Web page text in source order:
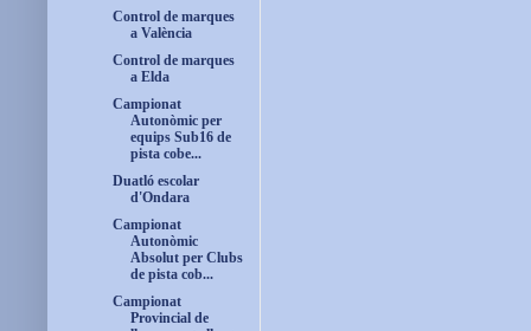
Control de marques
a València
Control de marques
a Elda
Campionat
Autonòmic per
equips Sub16 de
pista cobe...
Duatló escolar
d'Ondara
Campionat
Autonòmic
Absolut per Clubs
de pista cob...
Campionat
Provincial de